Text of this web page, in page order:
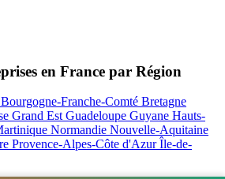
en France par Région
Bourgogne-Franche-Comté Bretagne
Grand EstGuadeloupe Guyane Hauts-
Normandie Nouvelle-Aquitaine
Provence-Alpes-Côte d'AzurÎle-de-